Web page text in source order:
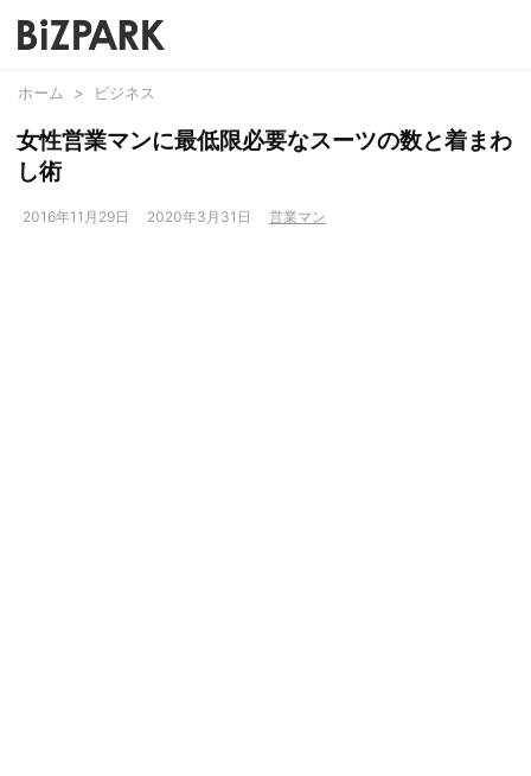
ホーム > ビジネス
女性営業マンに最低限必要なスーツの数と着まわ
し術
2016年11月29日 2020年3月31日 営業マン